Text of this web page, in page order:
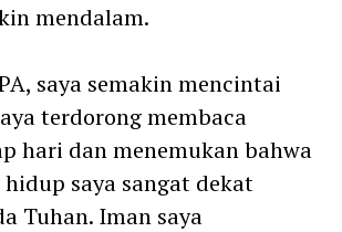
mendalam.
saya semakin mencintai
terdorong membaca
hari dan menemukan bahwa
saya sangat dekat
Tuhan. Iman saya